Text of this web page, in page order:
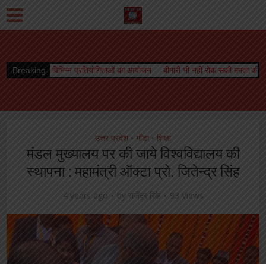
Breakingका आयोजन बीमारी भी नहीं रोक सकी ममता की धारा, जारी रहा स्तनपान
उत्तर प्रदेश • गोंडा शिक्षा
मंडल मुख्यालय पर की जाये विश्वविद्यालय की
स्थापना : महामंत्री ऑक्टा प्रो. जितेन्द्र सिंह
4 years ago by राजेंद्र सिंह 93 Views